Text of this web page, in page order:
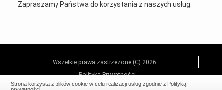
Zapraszamy Państwa do korzystania z naszych usług.
Wszelkie prawa zastrzeżone (C) 2026
Polityka Prywatności
Strona korzysta z plików cookie w celu realizacji usług zgodnie z Polityką